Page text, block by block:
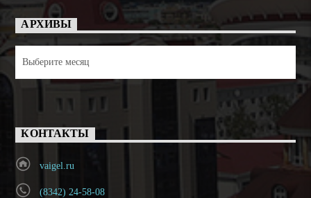
АРХИВЫ
КОНТАКТЫ
vaigel.ru
(8342) 24-58-08